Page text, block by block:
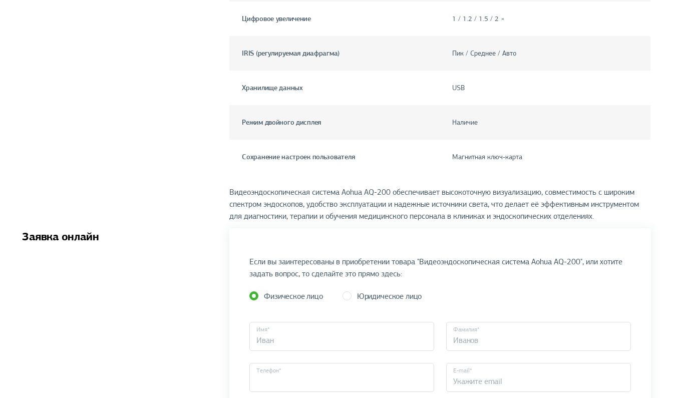
Цифровое увеличение 1 / 1.2 / 1.5 / 2 ×
IRIS (регулируемая диафрагма) Пик / Среднее / Авто
Хранилище данных USB
Режим двойного дисплея Наличие
Сохранение настроек пользователя Магнитная ключ-карта
Видеоэндоскопическая система Aohua AQ-200 обеспечивает высокоточную визуализацию, совместимость с широким
спектром эндоскопов, удобство эксплуатации и надежные источники света, что делает её эффективным инструментом
для диагностики, терапии и обучения медицинского персонала в клиниках и эндоскопических отделениях.
Заявка онлайн
Если вы заинтересованы в приобретении товара "Видеоэндоскопическая система Aohua AQ-200", или хотите
задать вопрос, то сделайте это прямо здесь:
Физическое лицо Юридическое лицо
Имя* Фамилия*
Телефон* E-mail*